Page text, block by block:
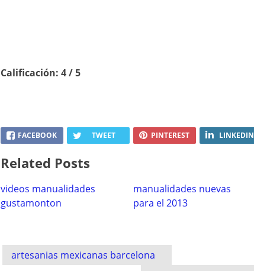
Calificación: 4 / 5
FACEBOOK TWEET PINTEREST LINKEDIN
Related Posts
videos manualidades
gustamonton
manualidades nuevas
para el 2013
Post
artesanias mexicanas barcelona